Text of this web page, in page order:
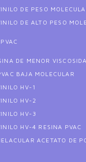
DE PESO
DE ALTO PESO
DE MENOR
BAJA MOLECULAR
HV-1
HV-2
HV-3
HV-4 RESINA PVAC
ACETATO DE